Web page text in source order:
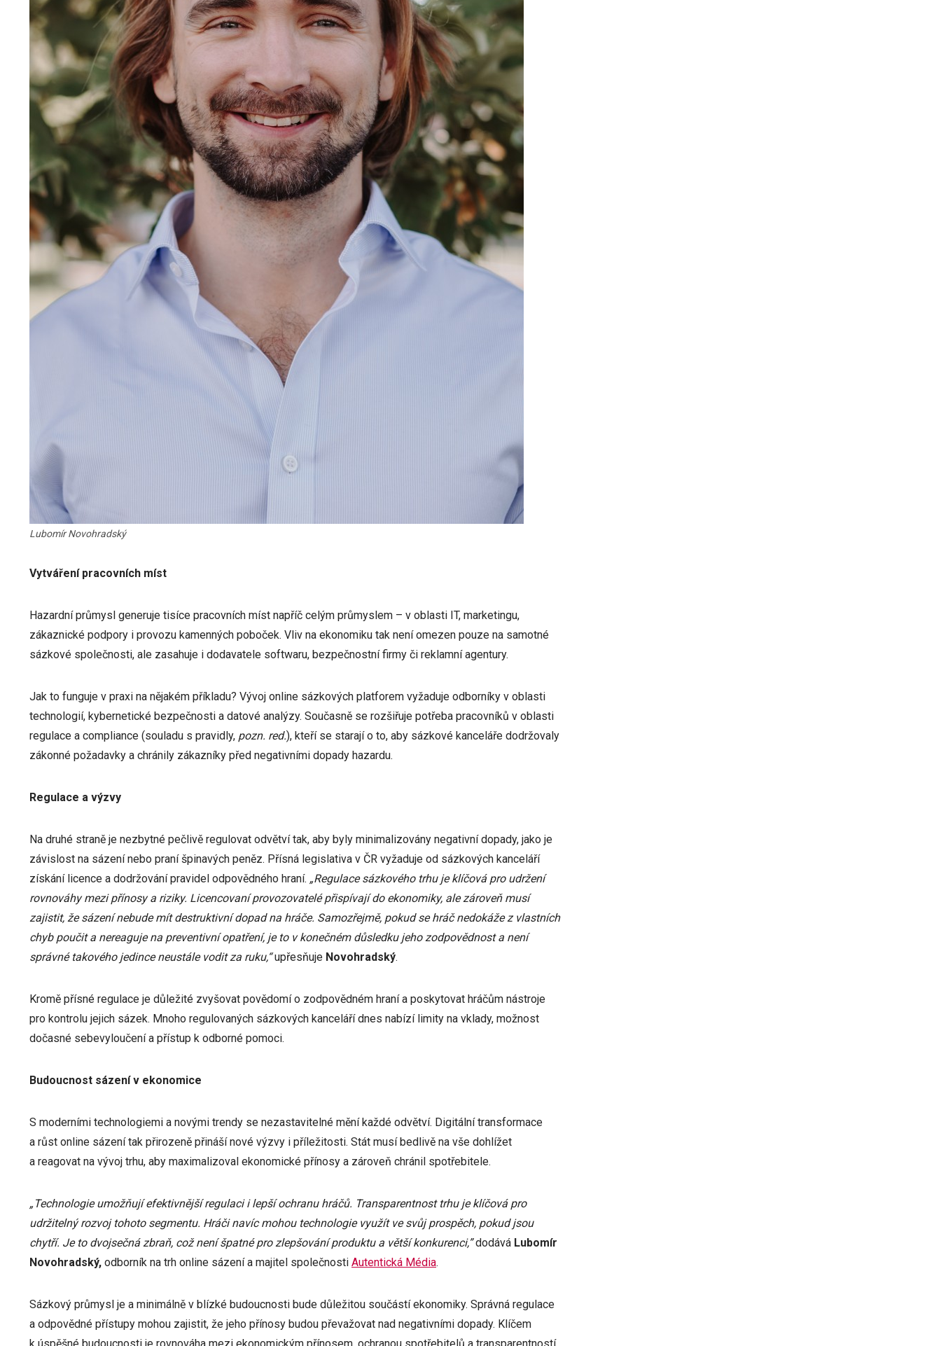
Lubomír Novohradský
Vytváření pracovních míst
Hazardní průmysl generuje tisíce pracovních míst napříč celým průmyslem – v oblasti IT, marketingu,
zákaznické podpory i provozu kamenných poboček. Vliv na ekonomiku tak není omezen pouze na samotné
sázkové společnosti, ale zasahuje i dodavatele softwaru, bezpečnostní firmy či reklamní agentury.
Jak to funguje v praxi na nějakém příkladu? Vývoj online sázkových platforem vyžaduje odborníky v oblasti
technologií, kybernetické bezpečnosti a datové analýzy. Současně se rozšiřuje potřeba pracovníků v oblasti
regulace a compliance (souladu s pravidly, pozn. red.), kteří se starají o to, aby sázkové kanceláře dodržovaly
zákonné požadavky a chránily zákazníky před negativními dopady hazardu.
Regulace a výzvy
Na druhé straně je nezbytné pečlivě regulovat odvětví tak, aby byly minimalizovány negativní dopady, jako je
závislost na sázení nebo praní špinavých peněz. Přísná legislativa v ČR vyžaduje od sázkových kanceláří
získání licence a dodržování pravidel odpovědného hraní. „Regulace sázkového trhu je klíčová pro udržení
rovnováhy mezi přínosy a riziky. Licencovaní provozovatelé přispívají do ekonomiky, ale zároveň musí
zajistit, že sázení nebude mít destruktivní dopad na hráče. Samozřejmě, pokud se hráč nedokáže z vlastních
chyb poučit a nereaguje na preventivní opatření, je to v konečném důsledku jeho zodpovědnost a není
správné takového jedince neustále vodit za ruku,“upřesňuje Novohradský.
Kromě přísné regulace je důležité zvyšovat povědomí o zodpovědném hraní a poskytovat hráčům nástroje
pro kontrolu jejich sázek. Mnoho regulovaných sázkových kanceláří dnes nabízí limity na vklady, možnost
dočasné sebevyloučení a přístup k odborné pomoci.
Budoucnost sázení v ekonomice
S moderními technologiemi a novými trendy se nezastavitelné mění každé odvětví. Digitální transformace
a růst online sázení tak přirozeně přináší nové výzvy i příležitosti. Stát musí bedlivě na vše dohlížet
a reagovat na vývoj trhu, aby maximalizoval ekonomické přínosy a zároveň chránil spotřebitele.
„Technologie umožňují efektivnější regulaci i lepší ochranu hráčů. Transparentnost trhu je klíčová pro
udržitelný rozvoj tohoto segmentu. Hráči navíc mohou technologie využít ve svůj prospěch, pokud jsou
chytří. Je to dvojsečná zbraň, což není špatné pro zlepšování produktu a větší konkurenci,”dodává Lubomír
Novohradský, odborník na trh online sázení a majitel společnosti Autentická Média.
Sázkový průmysl je a minimálně v blízké budoucnosti bude důležitou součástí ekonomiky. Správná regulace
a odpovědné přístupy mohou zajistit, že jeho přínosy budou převažovat nad negativními dopady. Klíčem